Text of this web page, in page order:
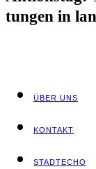
tun­gen in
ÜBER UNS
KON­TAKT
STADT­ECHO